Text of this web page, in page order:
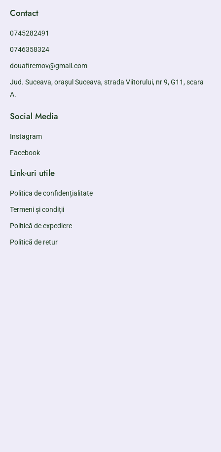
Contact
0745282491
0746358324
douafiremov@gmail.com
Jud. Suceava, orașul Suceava, strada Viitorului, nr 9, G11, scara
A.
Social Media
Instagram
Facebook
Link-uri utile
Politica de confidențialitate
Termeni și condiții
Politică de expediere
Politică de retur